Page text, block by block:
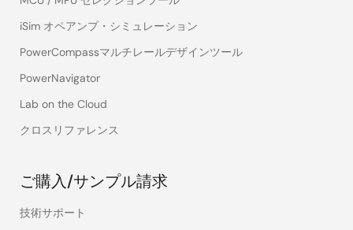
iSim オペアンプ・シミュレーション
PowerCompassマルチレールデザインツール
PowerNavigator
Lab on the Cloud
クロスリファレンス
ご購入/サンプル請求
技術サポート